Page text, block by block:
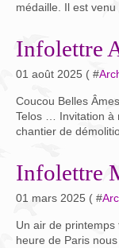
médaille. Il est venu
Infolettre
01 août 2025 ( #
Coucou Belles
Telos … Invitation à
chantier de
Infolettre
01 mars 2025 ( #
Un air de printemps
heure de Paris